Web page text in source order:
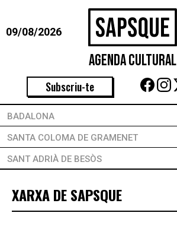
09/08/2026
Agenda Cultural
Subscriu-te
BADALONA
SANTA COLOMA DE GRAMENET
SANT ADRIÀ DE BESÒS
XARXA DE SAPSQUE